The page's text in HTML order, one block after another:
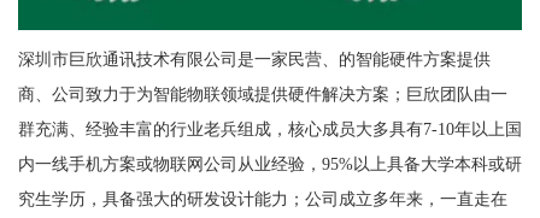
深圳市巨欣通讯技术有限公司是一家民营、的智能硬件方案提供
商、公司致力于为智能物联领域提供硬件解决方案；巨欣团队由一
群充满、经验丰富的行业老兵组成，核心成员大多具有7-10年以上国
内一线手机方案或物联网公司从业经验，95%以上具备大学本科或研
究生学历，具备强大的研发设计能力；公司成立多年来，一直走在